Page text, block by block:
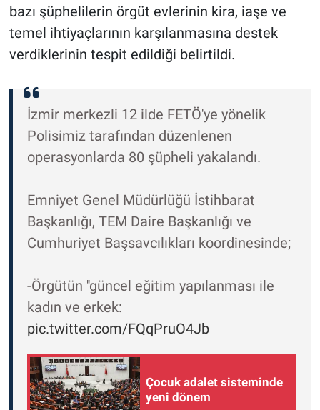
bazı şüphelilerin örgüt evlerinin kira, iaşe ve
temel ihtiyaçlarının karşılanmasına destek
verdiklerinin tespit edildiği belirtildi.
İzmir merkezli 12 ilde FETÖ'ye yönelik
Polisimiz tarafından düzenlenen
operasyonlarda 80 şüpheli yakalandı.
Emniyet Genel Müdürlüğü İstihbarat
Başkanlığı, TEM Daire Başkanlığı ve
Cumhuriyet Başsavcılıkları koordinesinde;
-Örgütün ''güncel eğitim yapılanması ile
kadın ve erkek:
pic.twitter.com/FQqPruO4Jb
Çocuk adalet sisteminde
yeni dönem